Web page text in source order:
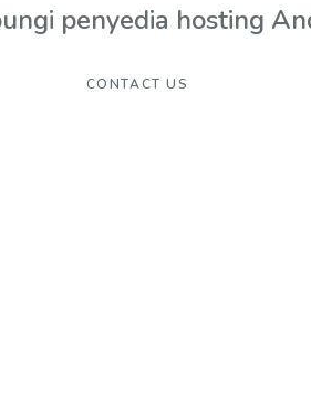
penyedia hosting
CONTACT US